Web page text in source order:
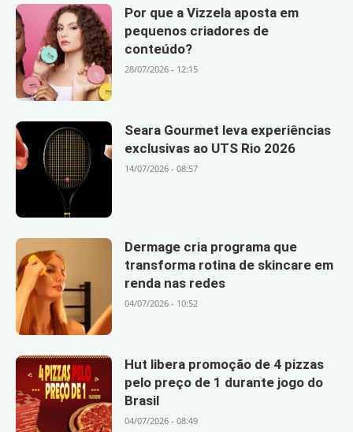
Por que a Vizzela aposta em
pequenos criadores de
conteúdo?
28/07/2026 - 12:15
Seara Gourmet leva experiências
exclusivas ao UTS Rio 2026
14/07/2026 - 08:57
Dermage cria programa que
transforma rotina de skincare em
renda nas redes
04/07/2026 - 10:52
Hut libera promoção de 4 pizzas
pelo preço de 1 durante jogo do
Brasil
04/07/2026 - 08:49